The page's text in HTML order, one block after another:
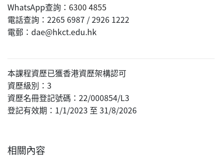
WhatsApp查詢： 6300 4855
電話查詢：2265 6987 / 2926 1222
電郵：dae@hkct.edu.hk
本課程資歷已獲香港資歷架構認可
資歷級別：3
資歷名冊登記號碼：22/000854/L3
登記有效期：1/1/2023 至 31/8/2026
相關內容